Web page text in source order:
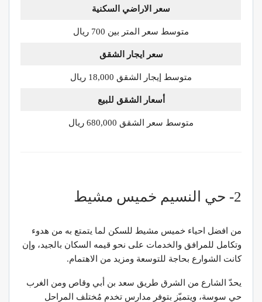
سعر الاراضي السكنية
متوسط سعر المتر بين 700 ريال
سعر ايجار الشقق
متوسط إيجار الشقق 18,000 ريال
أسعار الشقق للبيع
متوسط سعر الشقق 680,000 ريال
2- حي النسيم خميس مشيط
من افضل احياء خميس مشيط للسكن لما يتمتع به من هدوء
وتكامل للمرافق والخدمات على نحو قيمه السكان بالجيد، وإن
كانت الشوارع بحاجة للتوسعة ومزيد من الاهتمام.
يحدّ الشارع من الشرق طريق سعد بن أبي وقاص ومن الغرب
حي سوسة، ويتميّز بتوفر مدارس تخدم مُختلف المراحل